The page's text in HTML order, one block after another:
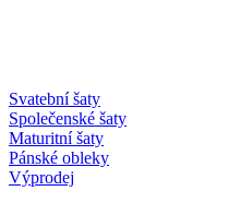
Svatební šaty
Společenské šaty
Maturitní šaty
Pánské obleky
Výprodej